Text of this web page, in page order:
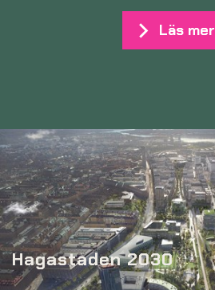
Läs mer
Hagastaden 2030